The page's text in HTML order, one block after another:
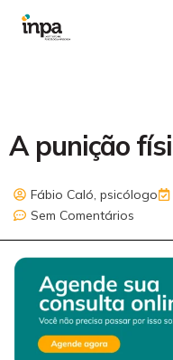
A punição
Fábio Caló, psicólogo
Sem Comentários